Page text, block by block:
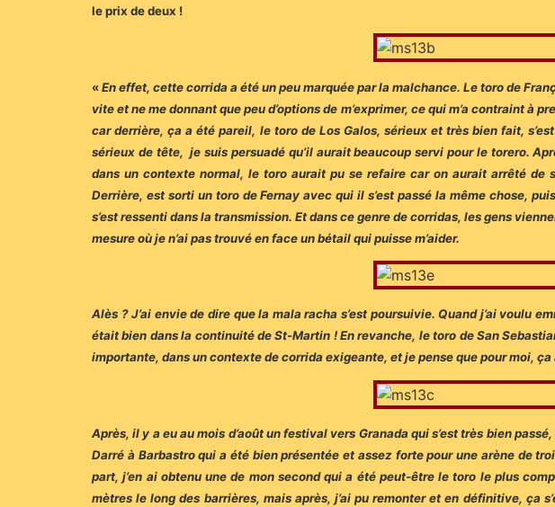
le prix de deux !
«En effet, cette corrida a été un peu marquée par la malchance. Le toro de
vite et ne me donnant que peu d’options de m’exprimer, ce qui m’a contraint à
car derrière, ça a été pareil, le toro de Los Galos, sérieux et très bien fait,
sérieux de tête, je suis persuadé qu’il aurait beaucoup servi pour le torero.
dans un contexte normal, le toro aurait pu se refaire car on aurait arrêté
Derrière, est sorti un toro de Fernay avec qui il s’est passé la même chose,
s’est ressenti dans la transmission. Et dans ce genre de corridas, les gens
mesure où je n’ai pas trouvé en face un bétail qui puisse m’aider.
Alès ? J’ai envie de dire que la mala racha s’est poursuivie. Quand j’ai voulu
était bien dans la continuité de St-Martin ! En revanche, le toro de San
importante, dans un contexte de corrida exigeante, et je pense que pour moi,
Après, il y a eu au mois d’août un festival vers Granada qui s’est très bien
Darré à Barbastro qui a été bien présentée et assez forte pour une arène de
part, j’en ai obtenu une de mon second qui a été peut-être le toro le plus
mètres le long des barrières, mais après, j’ai pu remonter et en définitive, ça